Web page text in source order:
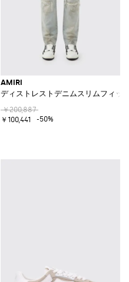
AMIRI
ディストレストデニムスリムフィッ
￥200,887
￥100,441
-50%